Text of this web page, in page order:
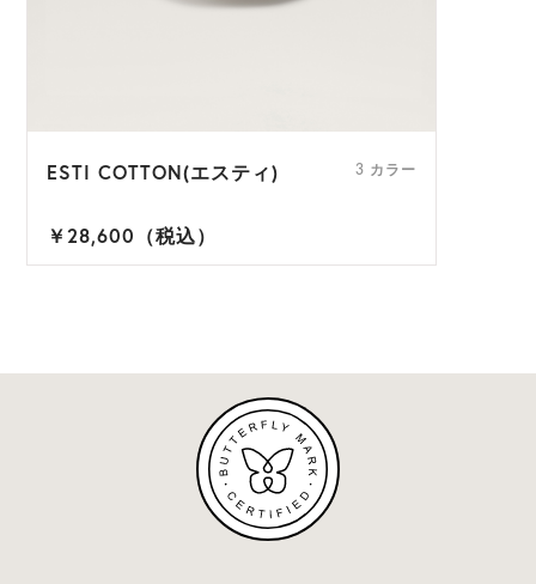
ESTI COTTON(エスティ) 3 カラー
￥28,600（税込）